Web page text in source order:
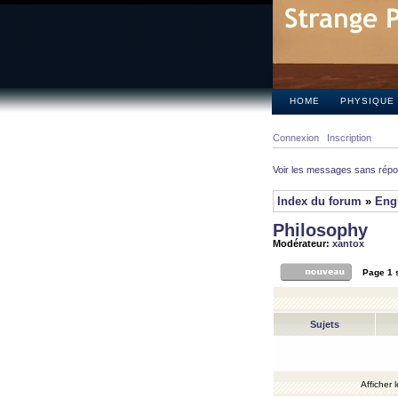
HOME PHYSIQUE
Connexion Inscription
Voir les messages sans
Index du forum »
Philosophy
Modérateur: xantox
Page 1
Sujets
Afficher